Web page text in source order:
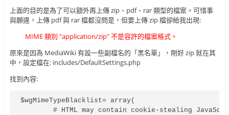
上面的目的是為了可以額外再上傳 zip、pdf、rar 類型的檔案。可惜事
與願違，上傳 pdf 與 rar 檔都沒問是，但要上傳 zip 檔卻給我出現:
MIME 類別 "application/zip" 不是容許的檔案格式。
原來是因為 MediaWiki 有設一些副檔名的「黑名單」，剛好 zip 就在其
中，設定檔在: includes/DefaultSettings.php
找到內容:
$wgMimeTypeBlacklist= array(
# HTML may contain cookie-stealing